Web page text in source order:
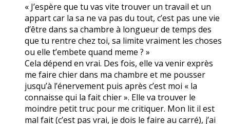
« J’espère que tu vas vite trouver un travail et un
appart car la sa ne va pas du tout, c’est pas une vie
d’être dans sa chambre à longueur de temps des
que tu rentre chez toi, sa limite vraiment les choses
ou elle t’embete quand meme ? »
Cela dépend en vrai. Des fois, elle va venir exprès
me faire chier dans ma chambre et me pousser
jusqu’à l’énervement puis après c’est moi « la
connaisse qui la fait chier ». Elle va trouver le
moindre petit truc pour me critiquer. Mon lit il est
mal fait (c’est pas vrai, je dois le faire au carré), j’ai